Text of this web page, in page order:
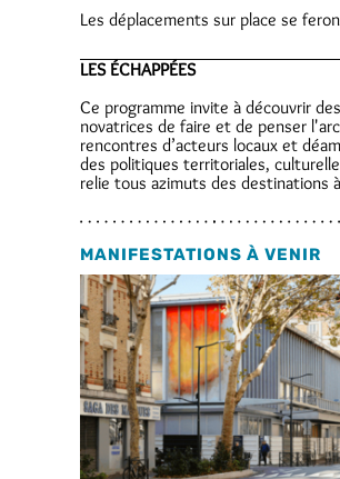
Les déplacements sur place se
LES ÉCHAPPÉES
Ce programme invite à découvrir
novatrices de faire et de penser
rencontres d’acteurs locaux et
des politiques territoriales,
relie tous azimuts des destinations
MANIFESTATIONS À VENIR